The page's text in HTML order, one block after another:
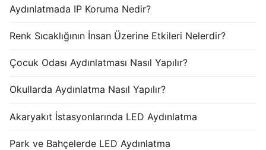
Aydınlatmada IP Koruma Nedir?
Renk Sıcaklığının İnsan Üzerine Etkileri Nelerdir?
Çocuk Odası Aydınlatması Nasıl Yapılır?
Okullarda Aydınlatma Nasıl Yapılır?
Akaryakıt İstasyonlarında LED Aydınlatma
Park ve Bahçelerde LED Aydınlatma